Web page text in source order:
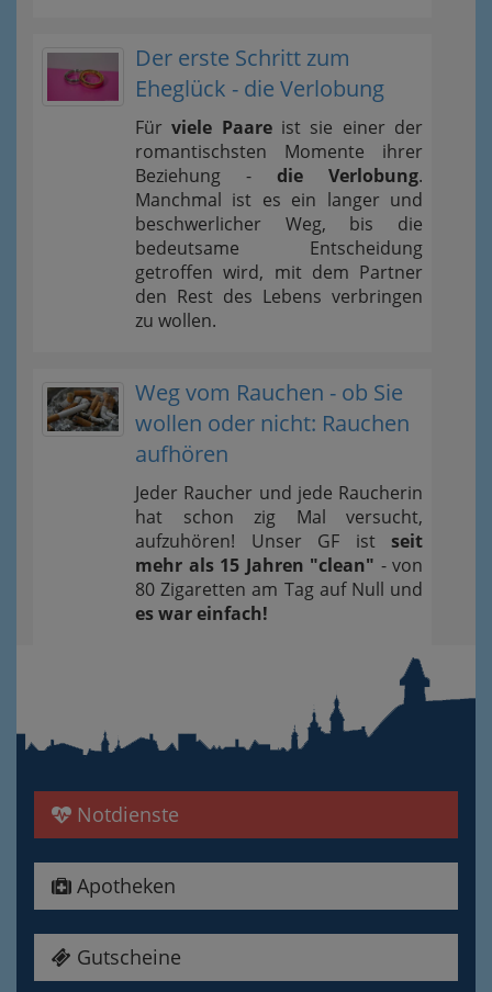
Der erste Schritt zum
Eheglück - die Verlobung
Fürviele Paareist sie einer der
romantischsten Momente ihrer
Beziehung - die Verlobung.
Manchmal ist es ein langer und
beschwerlicher Weg, bis die
bedeutsame Entscheidung
getroffen wird, mit dem Partner
den Rest des Lebens verbringen
zu wollen.
Weg vom Rauchen - ob Sie
wollen oder nicht: Rauchen
aufhören
Jeder Raucher und jede Raucherin
hat schon zig Mal versucht,
aufzuhören! Unser GF ist seit
mehr als 15 Jahren "clean" - von
80 Zigaretten am Tag auf Null und
es war einfach!
Notdienste
Apotheken
Gutscheine